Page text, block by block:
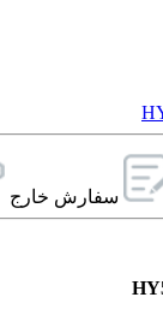
سفارش خارج